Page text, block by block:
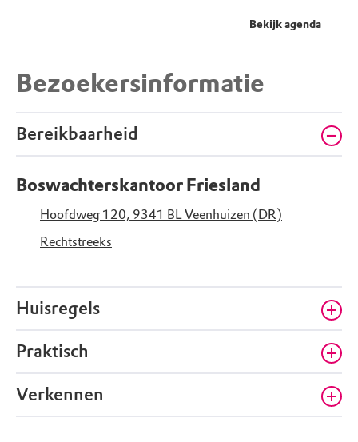
Bekijk agenda
Bezoekersinformatie
Bereikbaarheid
Boswachterskantoor Friesland
Hoofdweg 120, 9341 BL Veenhuizen (DR)
Rechtstreeks
Huisregels
Groepsactiviteiten, evenementen en
Praktisch
Natuurtoilet Fochteloërveen
Verkennen